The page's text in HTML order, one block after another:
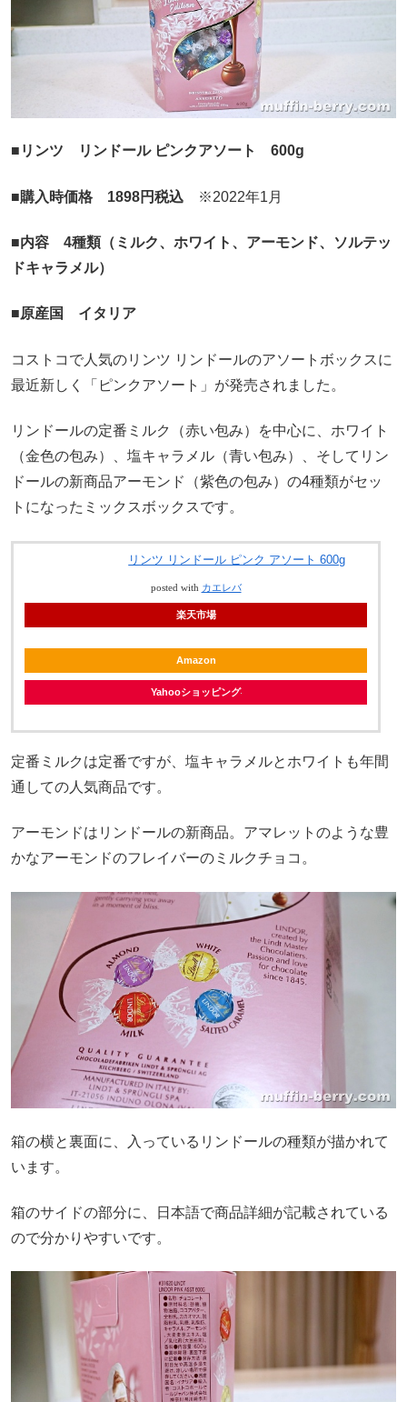
■リンツ リンドール ピンクアソート 600g
■購入時価格 1898円税込 ※2022年1月
■内容 4種類（ミルク、ホワイト、アーモンド、ソルテッ
ドキャラメル）
■原産国 イタリア
コストコで人気のリンツ リンドールのアソートボックスに
最近新しく「ピンクアソート」が発売されました。
リンドールの定番ミルク（赤い包み）を中心に、ホワイト
（金色の包み）、塩キャラメル（青い包み）、そしてリン
ドールの新商品アーモンド（紫色の包み）の4種類がセッ
トになったミックスボックスです。
リンツ リンドール ピンク アソート 600g
posted with カエレバ
楽天市場
Amazon
Yahooショッピング
定番ミルクは定番ですが、塩キャラメルとホワイトも年間
通しての人気商品です。
アーモンドはリンドールの新商品。アマレットのような豊
かなアーモンドのフレイバーのミルクチョコ。
箱の横と裏面に、入っているリンドールの種類が描かれて
います。
箱のサイドの部分に、日本語で商品詳細が記載されている
ので分かりやすいです。